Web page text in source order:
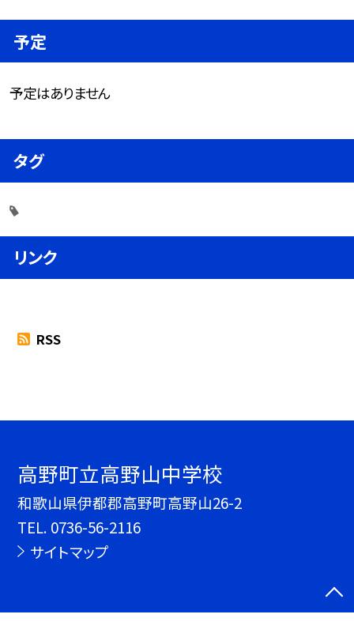
予定
予定はありません
タグ
リンク
RSS
高野町立高野山中学校
和歌山県伊都郡高野町高野山26-2
TEL. 0736-56-2116
サイトマップ